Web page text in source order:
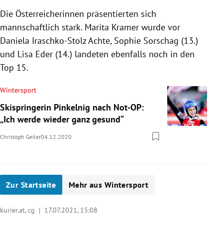
Die Österreicherinnen präsentierten sich
mannschaftlich stark. Marita Kramer wurde vor
Daniela Iraschko-Stolz Achte, Sophie Sorschag (13.)
und Lisa Eder (14.) landeten ebenfalls noch in den
Top 15.
Wintersport
Skispringerin Pinkelnig nach Not-OP:
„Ich werde wieder ganz gesund“
Christoph Geiler04.12.2020
Zur Startseite Mehr aus Wintersport
kurier.at, cg | 17.07.2021, 15:08